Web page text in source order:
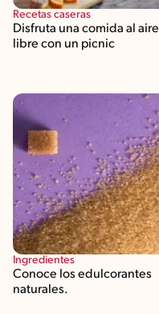
Recetas caseras
Disfruta una comida al aire
libre con un picnic
Ingredientes
Conoce los edulcorantes
naturales.